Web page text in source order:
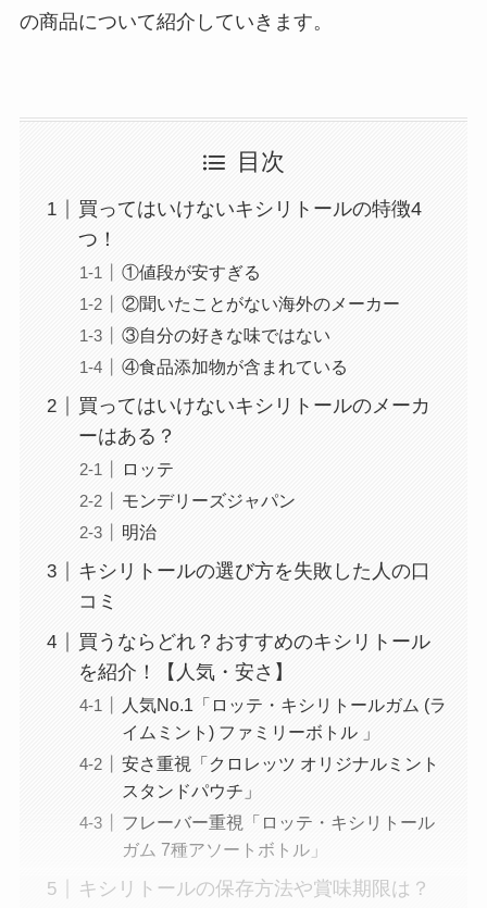
の商品について紹介していきます。
目次
買ってはいけないキシリトールの特徴4
つ！
①値段が安すぎる
②聞いたことがない海外のメーカー
③自分の好きな味ではない
④食品添加物が含まれている
買ってはいけないキシリトールのメーカ
ーはある？
ロッテ
モンデリーズジャパン
明治
キシリトールの選び方を失敗した人の口
コミ
買うならどれ？おすすめのキシリトール
を紹介！【人気・安さ】
人気No.1「ロッテ・キシリトールガム (ラ
イムミント) ファミリーボトル 」
安さ重視「クロレッツ オリジナルミント
スタンドパウチ」
フレーバー重視「ロッテ・キシリトール
ガム 7種アソートボトル」
キシリトールの保存方法や賞味期限は？